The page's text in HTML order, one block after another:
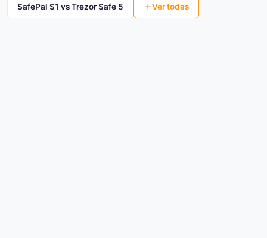
SafePal S1 vs Trezor Safe 5 Ver todas